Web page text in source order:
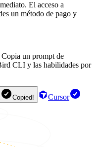
El acceso a
un método de pago y
un prompt de
CLI y las habilidades por
Copied!
Cursor